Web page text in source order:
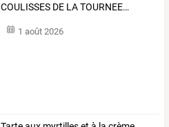
COULISSES DE LATOURNEE…
1 août 2026